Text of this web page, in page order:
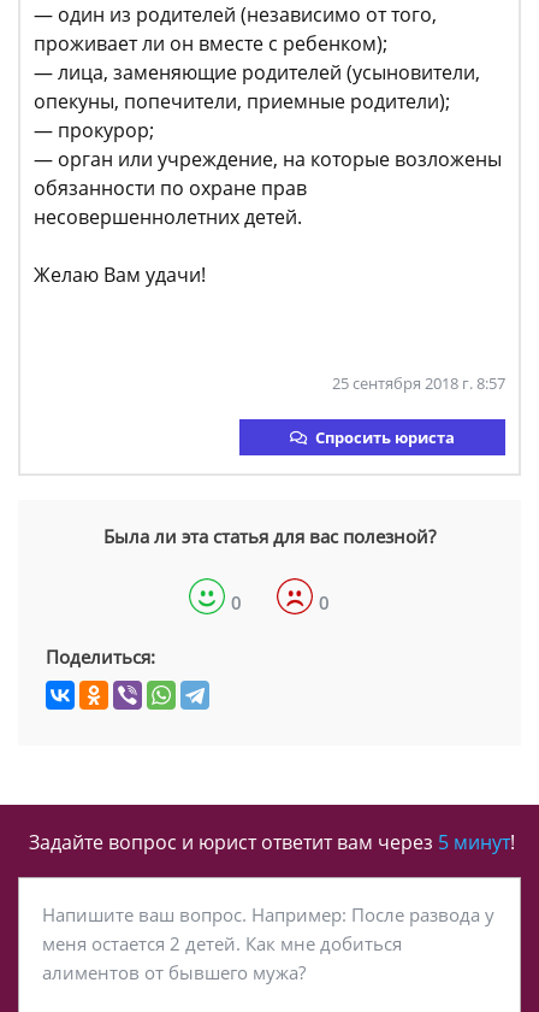
— один из родителей (независимо от того,
проживает ли он вместе с ребенком);
— лица, заменяющие родителей (усыновители,
опекуны, попечители, приемные родители);
— прокурор;
— орган или учреждение, на которые возложены
обязанности по охране прав
несовершеннолетних детей.
Желаю Вам удачи!
25 сентября 2018 г. 8:57
Спросить юриста
Была ли эта статья для вас полезной?
0 0
Поделиться:
Задайте вопрос и юрист ответит вам через 5 минут!